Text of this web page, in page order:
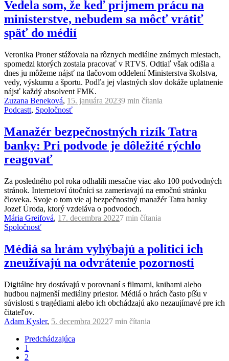
Vedela som, že keď prijmem prácu na
ministerstve, nebudem sa môcť vrátiť
späť do médií
Veronika Proner stážovala na rôznych mediálne známych miestach,
spomedzi ktorých zostala pracovať v RTVS. Odtiaľ však odišla a
dnes ju môžeme nájsť na tlačovom oddelení Ministerstva školstva,
vedy, výskumu a športu. Podľa jej vlastných slov dokáže uplatnenie
nájsť každý absolvent FMK.
Zuzana Beneková, 15. januára 20239 min čítania
Podcastt, Spoločnosť
Manažér bezpečnostných rizík Tatra
banky: Pri podvode je dôležité rýchlo
reagovať
Za posledného pol roka odhalili mesačne viac ako 100 podvodných
stránok. Internetoví útočníci sa zameriavajú na emočnú stránku
človeka. Svoje o tom vie aj bezpečnostný manažér Tatra banky
Jozef Úroda, ktorý vzdeláva o podvodoch.
Mária Greifová, 17. decembra 20227 min čítania
Spoločnosť
Médiá sa hrám vyhýbajú a politici ich
zneužívajú na odvrátenie pozornosti
Digitálne hry dostávajú v porovnaní s filmami, knihami alebo
hudbou najmenší mediálny priestor. Médiá o hrách často píšu v
súvislosti s tragédiami alebo ich obchádzajú ako nezaujímavé pre ich
čitateľov.
Adam Kysler, 5. decembra 20227 min čítania
Predchádzajúca
1
2